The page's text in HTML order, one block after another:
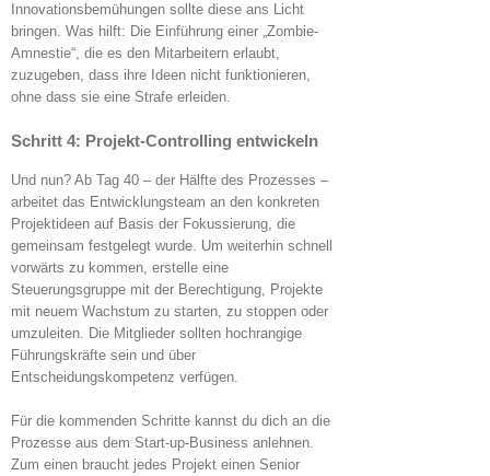
Innovationsbemühungen sollte diese ans Licht
bringen. Was hilft: Die Einführung einer „Zombie-
Amnestie“, die es den Mitarbeitern erlaubt,
zuzugeben, dass ihre Ideen nicht funktionieren,
ohne dass sie eine Strafe erleiden.
Schritt 4: Projekt-Controlling entwickeln
Und nun? Ab Tag 40 – der Hälfte des Prozesses –
arbeitet das Entwicklungsteam an den konkreten
Projektideen auf Basis der Fokussierung, die
gemeinsam festgelegt wurde. Um weiterhin schnell
vorwärts zu kommen, erstelle eine
Steuerungsgruppe mit der Berechtigung, Projekte
mit neuem Wachstum zu starten, zu stoppen oder
umzuleiten. Die Mitglieder sollten hochrangige
Führungskräfte sein und über
Entscheidungskompetenz verfügen.
Für die kommenden Schritte kannst du dich an die
Prozesse aus dem Start-up-Business anlehnen.
Zum einen braucht jedes Projekt einen Senior